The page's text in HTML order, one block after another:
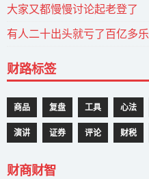
大家又都慢慢讨论起老登了
有人二十出头就亏了百亿多乐
财路标签
商品 复盘 工具 心法
演讲 证券 评论 财税
财商财智